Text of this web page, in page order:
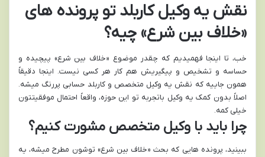
نقش یه وکیل کاربلد تو پرونده های
«خلاف بین شرع» چیه؟
خب، تا اینجا فهمیدیم که چقدر موضوع «خلاف بین شرع» پیچیده و
حساسه و تشخیص و پیگیریش هم کار هر کسی نیست. اینجا دقیقاً
همون جاییه که نقش یه وکیل متخصص و کاربلد حسابی پررنگ میشه.
اصلاً بدون کمک یه وکیل باتجربه تو این حوزه، واقعاً احتمال موفقیتتون
خیلی کمه.
چرا باید با وکیل متخصص مشورت کنیم؟
ببینید، پرونده هایی که بحث «خلاف بین شرع» توشون مطرح میشه، یه